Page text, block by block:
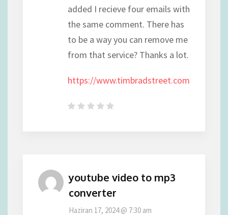
added I recieve four emails with
the same comment. There has
to be a way you can remove me
from that service? Thanks a lot.
https://www.timbradstreet.com
youtube video to mp3
converter
Haziran 17, 2024 @ 7:30 am